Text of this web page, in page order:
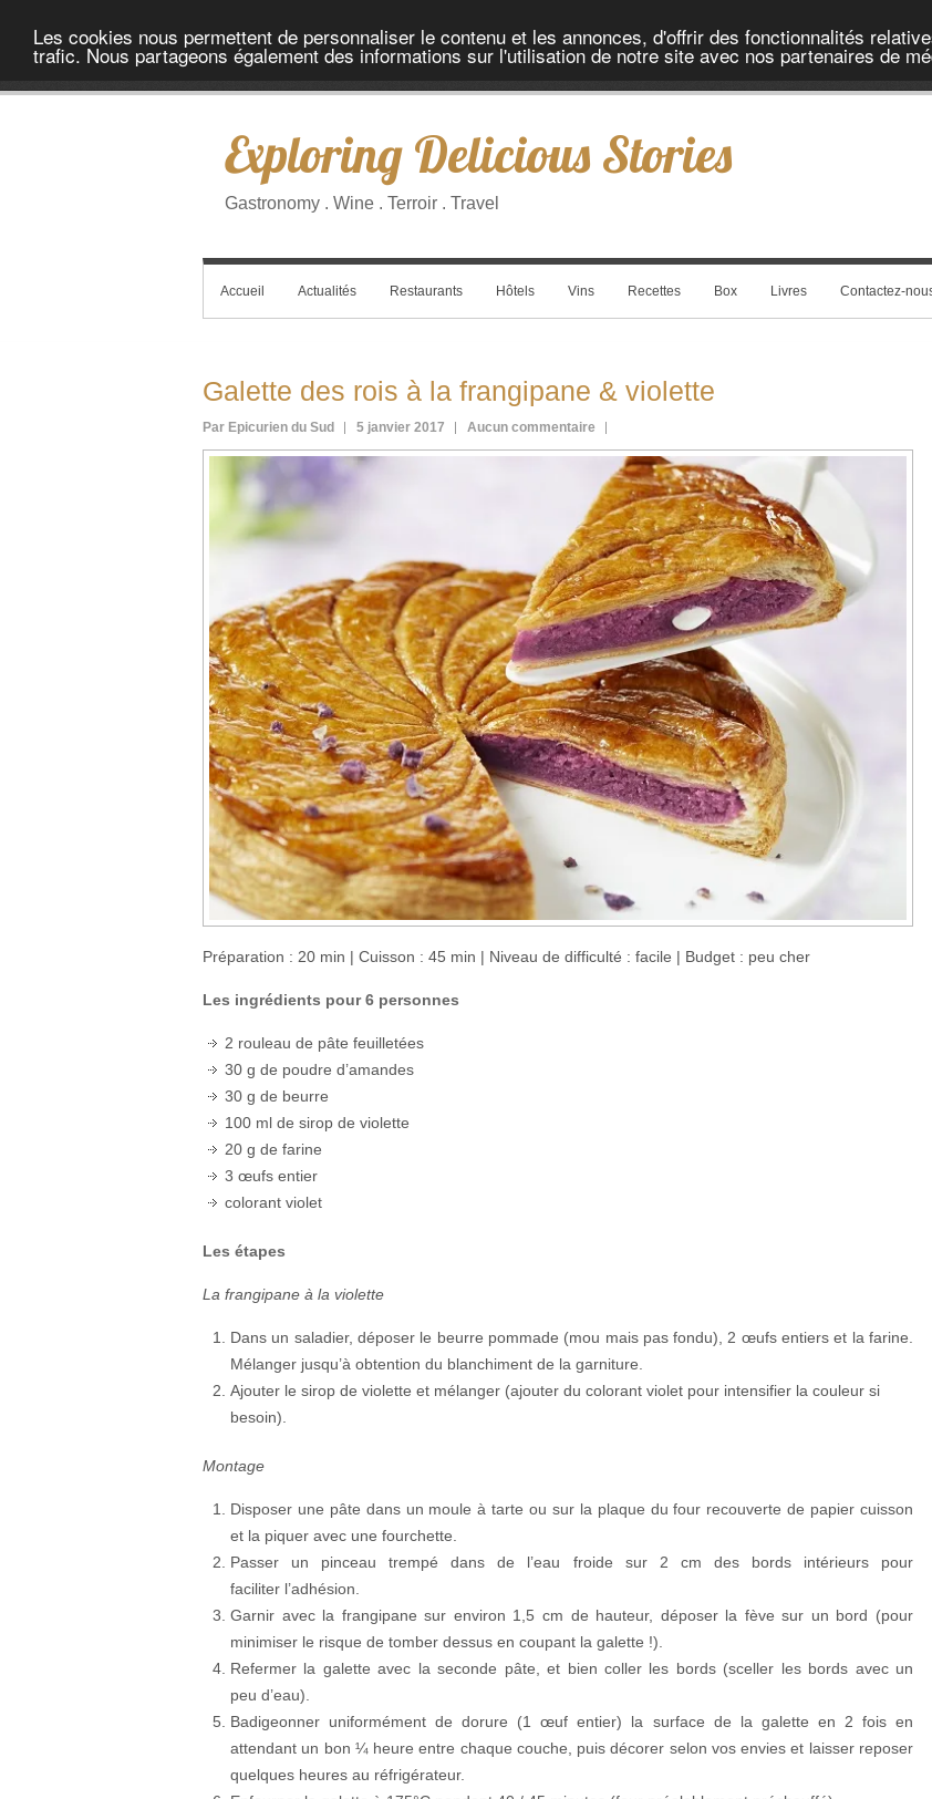
Les cookies nous permettent de personnaliser le contenu et les annonces, d'offrir des fonctionnalités
trafic. Nous partageons également des informations sur l'utilisation de notre site avec nos partenaires de
Exploring Delicious Stories
Gastronomy . Wine . Terroir . Travel
Accueil Actualités Restaurants Hôtels Vins Recettes Box Livres Contactez-
Galette des rois à la frangipane & violette
Par Epicurien du Sud 5 janvier 2017 Aucun commentaire
Préparation : 20 min | Cuisson : 45 min | Niveau de difficulté : facile | Budget : peu cher
Les ingrédients pour 6 personnes
2 rouleau de pâte feuilletées
30 g de poudre d’amandes
30 g de beurre
100 ml de sirop de violette
20 g de farine
3 œufs entier
colorant violet
Les étapes
La frangipane à la violette
Dans un saladier, déposer le beurre pommade (mou mais pas fondu), 2 œufs entiers et la farine.
Mélanger jusqu’à obtention du blanchiment de la garniture.
Ajouter le sirop de violette et mélanger (ajouter du colorant violet pour intensifier la couleur si
besoin).
Montage
Disposer une pâte dans un moule à tarte ou sur la plaque du four recouverte de papier cuisson
et la piquer avec une fourchette.
Passer un pinceau trempé dans de l’eau froide sur 2 cm des bords intérieurs pour
faciliter l’adhésion.
Garnir avec la frangipane sur environ 1,5 cm de hauteur, déposer la fève sur un bord (pour
minimiser le risque de tomber dessus en coupant la galette !).
Refermer la galette avec la seconde pâte, et bien coller les bords (sceller les bords avec un
peu d’eau).
Badigeonner uniformément de dorure (1 œuf entier) la surface de la galette en 2 fois en
attendant un bon ¼ heure entre chaque couche, puis décorer selon vos envies et laisser reposer
quelques heures au réfrigérateur.